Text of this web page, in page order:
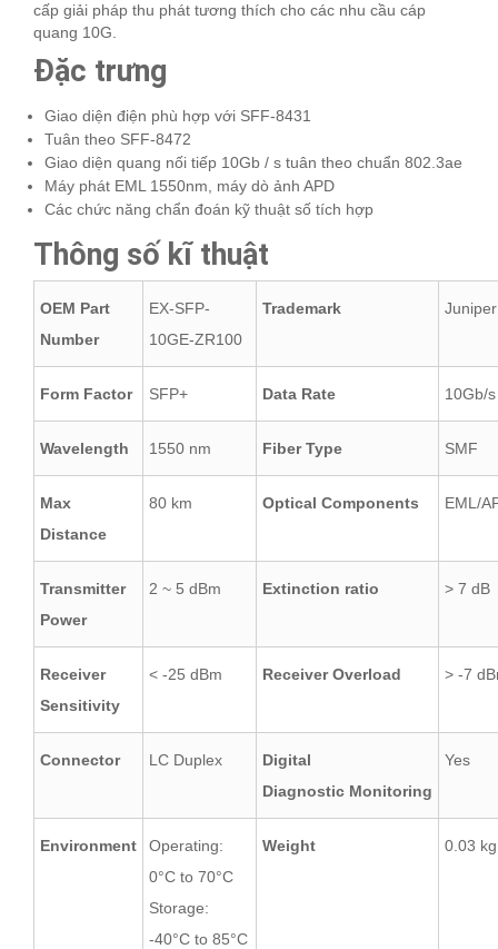
cấp giải pháp thu phát tương thích cho các nhu cầu cáp
quang 10G.
Đặc trưng
Giao diện điện phù hợp với SFF-8431
Tuân theo SFF-8472
Giao diện quang nối tiếp 10Gb / s tuân theo chuẩn 802.3ae
Máy phát EML 1550nm, máy dò ảnh APD
Các chức năng chẩn đoán kỹ thuật số tích hợp
Thông số kĩ thuật
OEM Part
Number
EX-SFP-
10GE-ZR100
Trademark Juniper
Form Factor SFP+ Data Rate 10Gb/s
Wavelength 1550 nm Fiber Type SMF
Max
Distance
80 km Optical Components EML/
Transmitter
Power
2 ~ 5 dBm Extinction ratio > 7 dB
Receiver
Sensitivity
< -25 dBm Receiver Overload > -7
Connector LC Duplex
Digital
Diagnostic Monitoring
Yes
Environment
Operating:
0°C to 70°C
Storage:
-40°C to 85°C
Weight 0.03 kg